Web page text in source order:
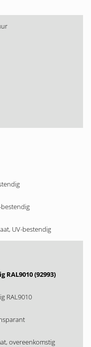
bestendig
UV-bestendig
(92993)
RAL9010
overeenkomstig